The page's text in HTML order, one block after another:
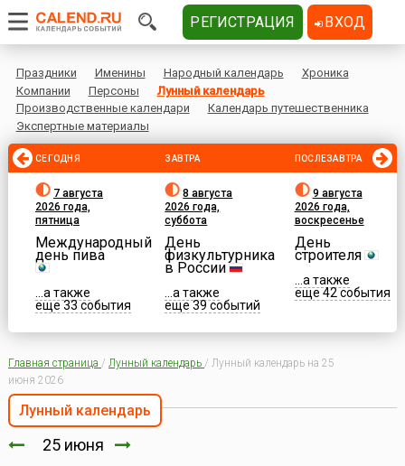
Праздники Именины Народный календарь
Хроника
Компании
Персоны
Лунный календарь
Производственные календари
Календарь путешественника
Экспертные материалы
СЕГОДНЯ
7 августа
2026 года,
пятница
Международный
день пива
...а также
еще 33 события
ЗАВТРА
8 августа
2026 года,
суббота
День
физкультурника
в России
...а также
еще 39 событий
ПОСЛЕЗАВТРА
9 августа
2026 года,
воскресенье
День
строителя
...а также
еще 42 события
Главная страница / Лунный календарь / Лунный календарь на 25
июня 2026
Лунный календарь
25 июня
РЕГИСТРАЦИЯ ВХОД